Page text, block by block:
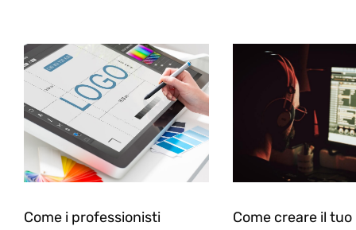
Come i professionisti
Come creare il tuo